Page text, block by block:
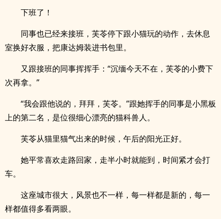
下班了！
同事也已经来接班，芙苓停下跟小猫玩的动作，去休息
室换好衣服，把康达姆装进书包里。
又跟接班的同事挥挥手：“沉缅今天不在，芙苓的小费下
次再拿。”
“我会跟他说的，拜拜，芙苓。”跟她挥手的同事是小黑板
上的第二名，是位很细心漂亮的猫科兽人。
芙苓从猫里猫气出来的时候，午后的阳光正好。
她平常喜欢走路回家，走半小时就能到，时间紧才会打
车。
这座城市很大，风景也不一样，每一样都是新的，每一
样都值得多看两眼。